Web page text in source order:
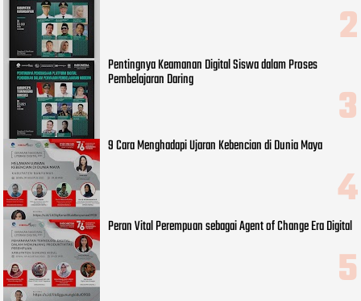
Pentingnya Keamanan Digital Siswa dalam Proses
Pembelajaran Daring
9 Cara Menghadapi Ujaran Kebencian di Dunia Maya
Peran Vital Perempuan sebagai Agent of Change Era Digital